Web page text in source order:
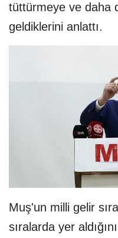
tüttürmeye ve daha
geldiklerini anlattı.
Muş'un milli gelir
sıralarda yer